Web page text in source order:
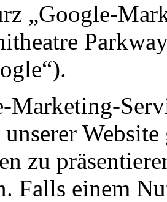
„Google-
Marketing-
zu
Falls einem